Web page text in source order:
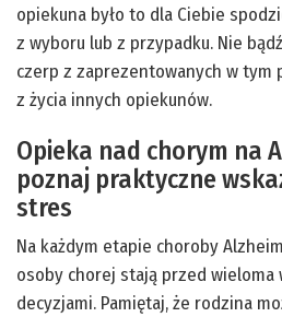
opiekuna było to dla Ciebie
z wyboru lub z przypadku. Nie
czerp z zaprezentowanych w tym
z życia innych opiekunów.
Opieka nad chorym na
poznaj praktyczne
stres
Na każdym etapie choroby
osoby chorej stają przed wieloma
decyzjami. Pamiętaj, że rodzina